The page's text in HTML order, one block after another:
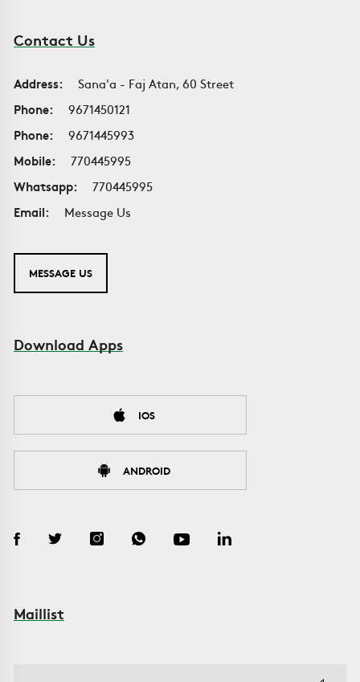
Contact Us
Address:
Sana'a - Faj Atan, 60 Street
Phone:
9671450121
Phone:
9671445993
Mobile:
770445995
Whatsapp:
770445995
Email:
Message Us
MESSAGE US
Download Apps
IOS
ANDROID
Maillist